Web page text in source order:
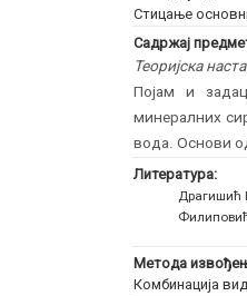
Стицање
Садржај
Теоријска
Појам и
минералних
вода. Основи
Литература:
Драгишић
Метода
Комбинација